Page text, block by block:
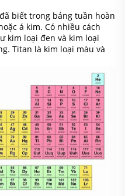
biết trong bảng tuần hoàn
á kim. Có nhiều cách
kim loại đen và kim loại
Titan là kim loại màu và